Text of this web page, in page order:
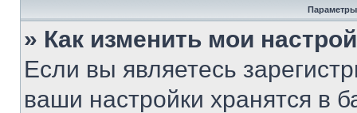
Параметры
» Как изменить мои
Если вы являетесь
ваши настройки хранятся в